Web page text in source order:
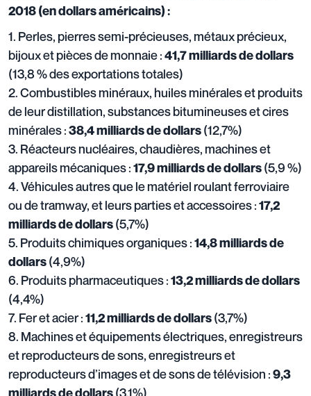
2018 (en dollars américains) :
1. Perles, pierres semi-précieuses, métaux précieux,
bijoux et pièces de monnaie :41,7 milliards de dollars
(13,8 % des exportations totales)
2. Combustibles minéraux, huiles minérales et produits
de leur distillation, substances bitumineuses et cires
minérales :38,4 milliards de dollars(12,7%)
3. Réacteurs nucléaires, chaudières, machines et
appareils mécaniques :17,9 milliards de dollars(5,9 %)
4. Véhicules autres que le matériel roulant ferroviaire
ou de tramway, et leurs parties et accessoires :17,2
milliards de dollars(5,7%)
5. Produits chimiques organiques :14,8 milliards de
dollars(4,9%)
6. Produits pharmaceutiques :13,2 milliards de dollars
(4,4%)
7. Fer et acier :11,2 milliards de dollars(3,7%)
8. Machines et équipements électriques, enregistreurs
et reproducteurs de sons, enregistreurs et
reproducteurs d’images et de sons de télévision :9,3
milliards de dollars(3,1%)